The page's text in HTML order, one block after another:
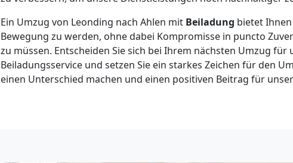
Ein Umzug von Leonding nach Ahlen mit Beiladung bietet
Bewegung zu werden, ohne dabei Kompromisse in puncto
zu müssen. Entscheiden Sie sich bei Ihrem nächsten Umzug
Beiladungsservice und setzen Sie ein starkes Zeichen für den
einen Unterschied machen und einen positiven Beitrag für